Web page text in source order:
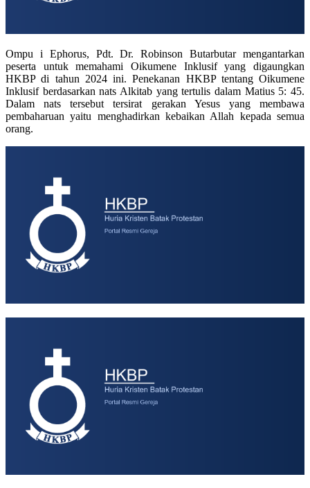
Ompu i Ephorus, Pdt. Dr. Robinson Butarbutar mengantarkan
peserta untuk memahami Oikumene Inklusif yang digaungkan
HKBP di tahun 2024 ini. Penekanan HKBP tentang Oikumene
Inklusif berdasarkan nats Alkitab yang tertulis dalam Matius 5: 45.
Dalam nats tersebut tersirat gerakan Yesus yang membawa
pembaharuan yaitu menghadirkan kebaikan Allah kepada semua
orang.